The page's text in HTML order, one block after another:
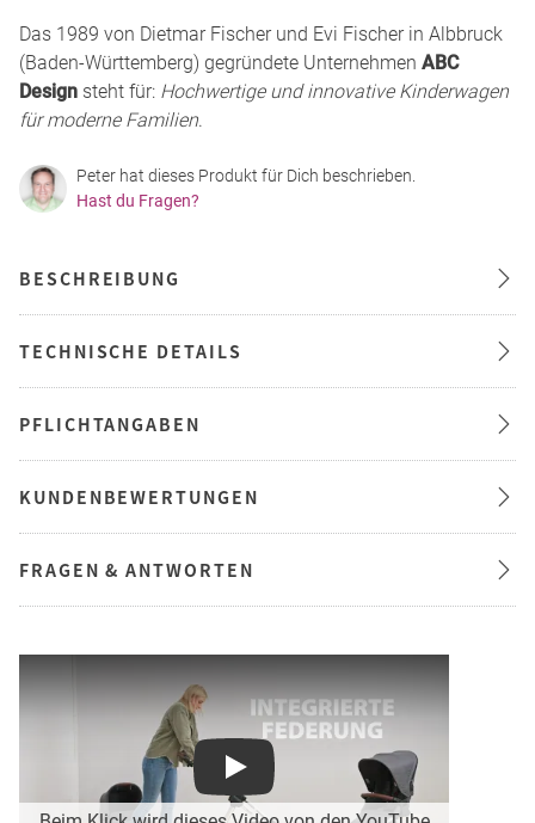
Das 1989 von Dietmar Fischer und Evi Fischer in Albbruck
(Baden-Württemberg) gegründete Unternehmen ABC
Design steht für: Hochwertige und innovative Kinderwagen
für moderne Familien.
Peter hat dieses Produkt für Dich beschrieben.
Hast du Fragen?
BESCHREIBUNG
TECHNISCHE DETAILS
PFLICHTANGABEN
KUNDENBEWERTUNGEN
FRAGEN & ANTWORTEN
Play